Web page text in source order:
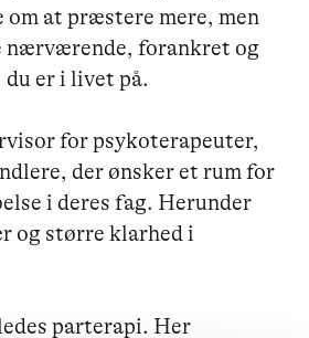
om at præstere mere, men
nærværende, forankret og
du er i livet på.
for psykoterapeuter,
der ønsker et rum for
i deres fag. Herunder
og større klarhed i
parterapi. Her